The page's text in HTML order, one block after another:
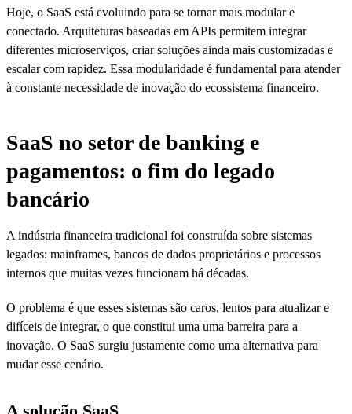
Hoje, o SaaS está evoluindo para se tornar mais modular e
conectado. Arquiteturas baseadas em APIs permitem integrar
diferentes microserviços, criar soluções ainda mais customizadas e
escalar com rapidez. Essa modularidade é fundamental para atender
à constante necessidade de inovação do ecossistema financeiro.
SaaS no setor de banking e
pagamentos: o fim do legado
bancário
A indústria financeira tradicional foi construída sobre sistemas
legados: mainframes, bancos de dados proprietários e processos
internos que muitas vezes funcionam há décadas.
O problema é que esses sistemas são caros, lentos para atualizar e
difíceis de integrar, o que constitui uma uma barreira para a
inovação. O SaaS surgiu justamente como uma alternativa para
mudar esse cenário.